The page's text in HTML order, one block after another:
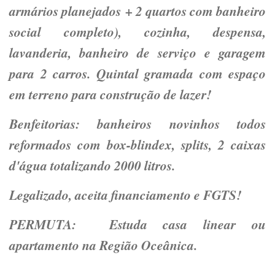
armários planejados + 2 quartos com banheiro
social completo), cozinha, despensa,
lavanderia, banheiro de serviço e garagem
para 2 carros. Quintal gramada com espaço
em terreno para construção de lazer!
Benfeitorias: banheiros novinhos todos
reformados com box-blindex, splits, 2 caixas
d'água totalizando 2000 litros.
Legalizado, aceita financiamento e FGTS!
PERMUTA: Estuda casa linear ou
apartamento na Região Oceânica.